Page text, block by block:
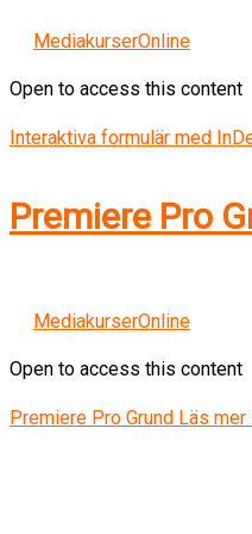
MediakurserOnline
Open to access this content
Interaktiva formulär med
Premiere Pro
MediakurserOnline
Open to access this content
Premiere Pro Grund Läs mer